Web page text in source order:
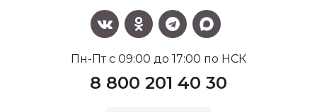
Пн-Пт с 09:00 до 17:00 по НСК
8 800 201 40 30